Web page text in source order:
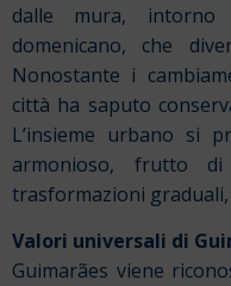
dalle mura, intorno
domenicano, che
Nonostante i
città ha saputo
L’insieme urbano si
armonioso, frutto
trasformazioni graduali,
Valori universali di
Guimarães viene